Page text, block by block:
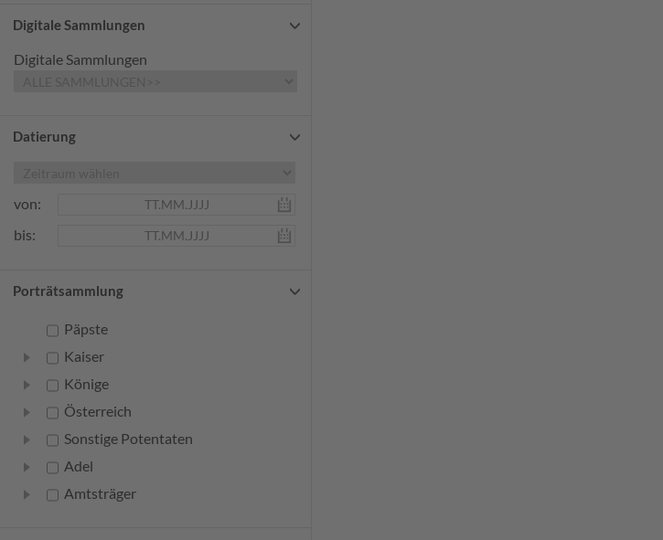
Digitale Sammlungen
Digitale Sammlungen
Datierung
von:
bis:
Porträtsammlung
Päpste
Kaiser
Könige
Österreich
Sonstige Potentaten
Adel
Amtsträger